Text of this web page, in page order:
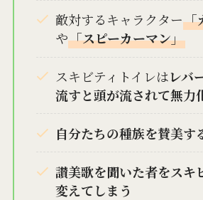
敵対するキャラクター「
や「スピーカーマン」
スキビティトイレはレバ
流すと頭が流されて無力
自分たちの種族を賛美す
讃美歌を聞いた者をスキ
変えてしまう